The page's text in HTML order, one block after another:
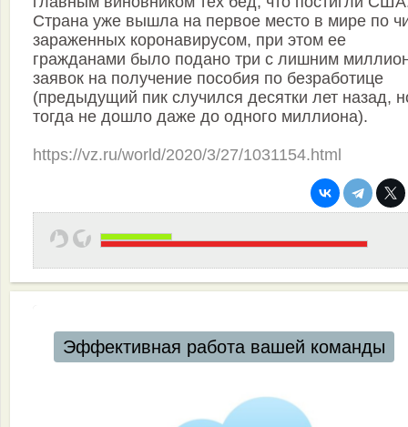
Страна уже вышла на первое место в мире по
зараженных коронавирусом, при этом ее
гражданами было подано три с лишним
заявок на получение пособия по безработице
(предыдущий пик случился десятки лет назад,
тогда не дошло даже до одного миллиона).
https://vz.ru/world/2020/3/27/1031154.html
Автоматизация ресторанов и кафе